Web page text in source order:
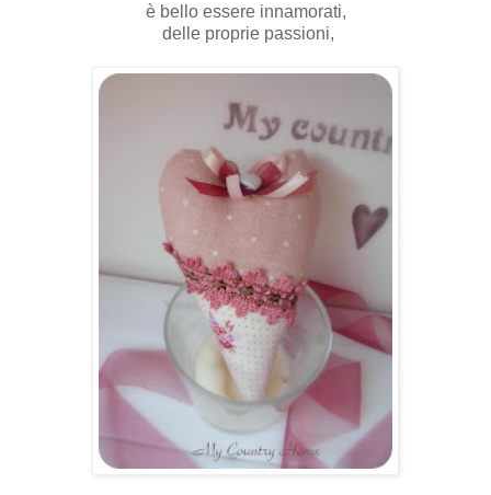
è bello essere innamorati,
delle proprie passioni,